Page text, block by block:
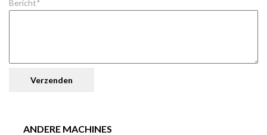
Bericht*
ANDERE MACHINES